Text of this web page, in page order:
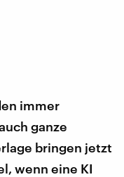
immer
ganze
bringen jetzt
wenn eine KI